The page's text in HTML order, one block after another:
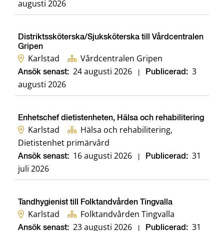
augusti 2026
Distriktssköterska/Sjuksköterska till Vårdcentralen
Gripen
Karlstad Vårdcentralen Gripen
Ansök senast: 24 augusti 2026 Publicerad: 3
augusti 2026
Enhetschef dietistenheten, Hälsa och rehabilitering
Karlstad
Hälsa och rehabilitering,
Dietistenhet primärvård
Ansök senast: 16 augusti 2026 Publicerad: 31
juli 2026
Tandhygienist till Folktandvården Tingvalla
Karlstad Folktandvården Tingvalla
Ansök senast: 23 augusti 2026 Publicerad: 31